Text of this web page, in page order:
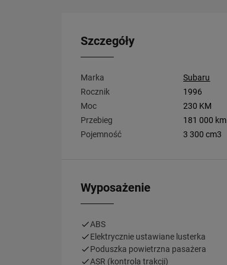
Szczegóły
Marka Subaru
Rocznik
1996
Moc
230 KM
Przebieg
181 000 km
Pojemność
3 300 cm3
Wyposażenie
ABS
Elektrycznie ustawiane lusterka
Poduszka powietrzna pasażera
ASR (kontrola trakcji)